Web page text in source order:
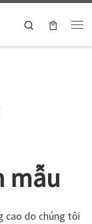
Search
mẫu
cao do chúng tôi